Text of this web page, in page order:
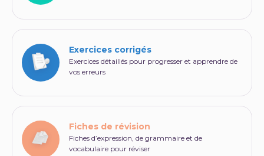
Exercices corrigés
Exercices détaillés pour progresser et apprendre de
vos erreurs
Fiches de révision
Fiches d’expression, de grammaire et de
vocabulaire pour réviser